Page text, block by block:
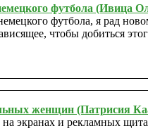
футбола (Ивица
футбола, я рад
чтобы добиться
женщин (Патрисия
экранах и рекламных